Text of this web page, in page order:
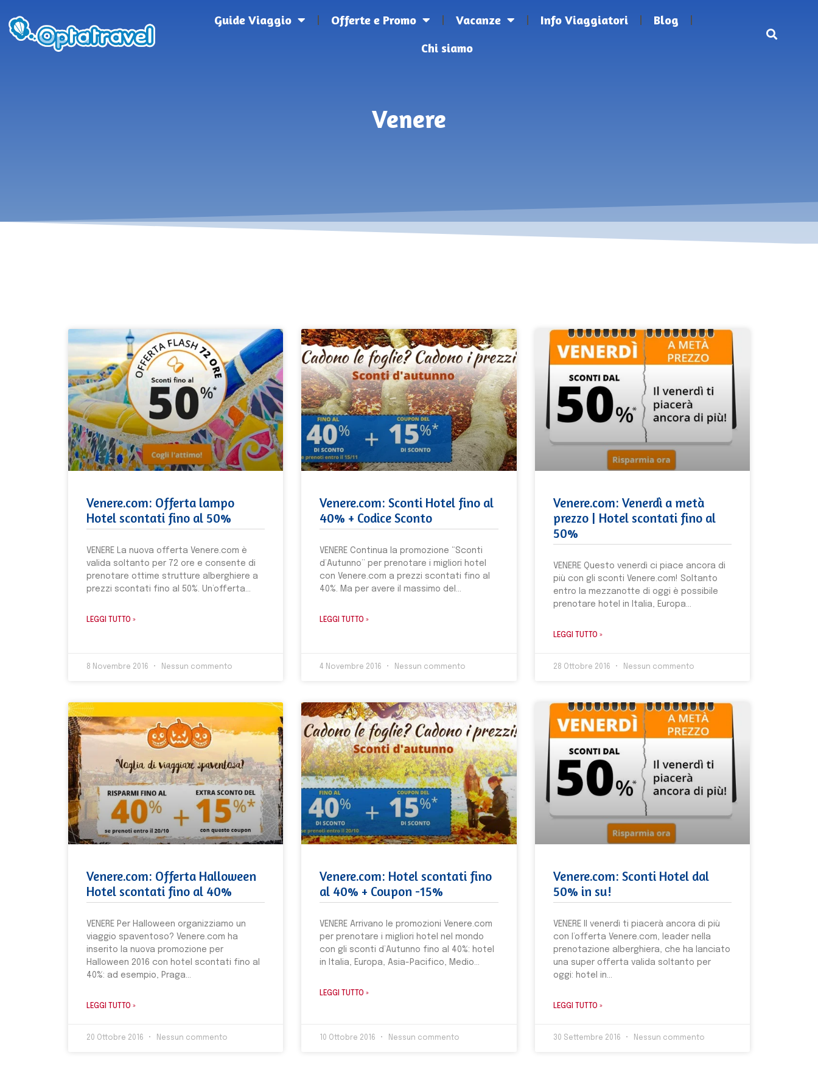
Guide Viaggio Offerte e Promo Vacanze Info Viaggiatori
Blog
Chi siamo
Venere
Venere.com: Offerta lampo
Hotel scontati fino al 50%
VENERE La nuova offerta Venere.com è
valida soltanto per 72 ore e consente di
prenotare ottime strutture alberghiere a
prezzi scontati fino al 50%. Un’offerta
LEGGI TUTTO »
8 Novembre 2016 Nessun commento
Venere.com: Sconti Hotel fino al
40% + Codice Sconto
VENERE Continua la promozione “Sconti
d’Autunno” per prenotare i migliori hotel
con Venere.com a prezzi scontati fino al
40%. Ma per avere il massimo del
LEGGI TUTTO »
4 Novembre 2016 Nessun commento
Venere.com: Venerdì a metà
prezzo | Hotel scontati fino al
50%
VENERE Questo venerdì ci piace ancora di
più con gli sconti Venere.com! Soltanto
entro la mezzanotte di oggi è possibile
prenotare hotel in Italia, Europa
LEGGI TUTTO »
28 Ottobre 2016 Nessun commento
Venere.com: Offerta Halloween
Hotel scontati fino al 40%
VENERE Per Halloween organizziamo un
viaggio spaventoso? Venere.com ha
inserito la nuova promozione per
Halloween 2016 con hotel scontati fino al
40%: ad esempio, Praga
LEGGI TUTTO »
20 Ottobre 2016 Nessun commento
Venere.com: Hotel scontati fino
al 40% + Coupon -15%
VENERE Arrivano le promozioni Venere.com
per prenotare i migliori hotel nel mondo
con gli sconti d’Autunno fino al 40%: hotel
in Italia, Europa, Asia-Pacifico, Medio
LEGGI TUTTO »
10 Ottobre 2016 Nessun commento
Venere.com: Sconti Hotel dal
50% in su!
VENERE Il venerdì ti piacerà ancora di più
con l’offerta Venere.com, leader nella
prenotazione alberghiera, che ha lanciato
una super offerta valida soltanto per
oggi: hotel in
LEGGI TUTTO »
30 Settembre 2016 Nessun commento